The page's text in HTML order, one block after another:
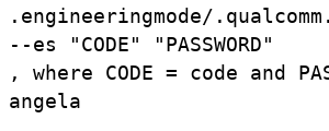
.engineeringmode/
--es "CODE" "PASSWORD"
, where CODE = code and
angela